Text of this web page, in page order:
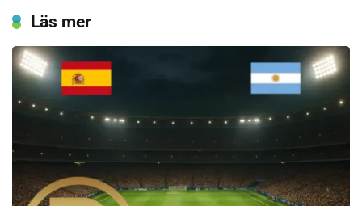
Läs mer